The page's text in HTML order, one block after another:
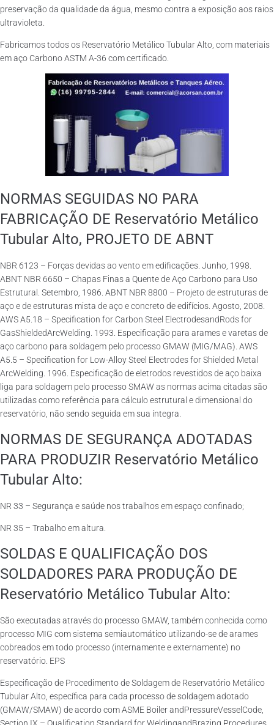
preservação da qualidade da água, mesmo contra a exposição aos raios
ultravioleta.
Fabricamos todos os Reservatório Metálico Tubular Alto, com materiais
em aço Carbono ASTM A-36 com certificado.
NORMAS SEGUIDAS NO PARA
FABRICAÇÃO DE Reservatório Metálico
Tubular Alto, PROJETO DE ABNT
NBR 6123 – Forças devidas ao vento em edificações. Junho, 1998.
ABNT NBR 6650 – Chapas Finas a Quente de Aço Carbono para Uso
Estrutural. Setembro, 1986. ABNT NBR 8800 – Projeto de estruturas de
aço e de estruturas mista de aço e concreto de edifícios. Agosto, 2008.
AWS A5.18 – Specification for Carbon Steel ElectrodesandRods for
GasShieldedArcWelding. 1993. Especificação para arames e varetas de
aço carbono para soldagem pelo processo GMAW (MIG/MAG). AWS
A5.5 – Specification for Low-Alloy Steel Electrodes for Shielded Metal
ArcWelding. 1996. Especificação de eletrodos revestidos de aço baixa
liga para soldagem pelo processo SMAW as normas acima citadas são
utilizadas como referência para cálculo estrutural e dimensional do
reservatório, não sendo seguida em sua íntegra.
NORMAS DE SEGURANÇA ADOTADAS
PARA PRODUZIR Reservatório Metálico
Tubular Alto:
NR 33 – Segurança e saúde nos trabalhos em espaço confinado;
NR 35 – Trabalho em altura.
SOLDAS E QUALIFICAÇÃO DOS
SOLDADORES PARA PRODUÇÃO DE
Reservatório Metálico Tubular Alto:
São executadas através do processo GMAW, também conhecida como
processo MIG com sistema semiautomático utilizando-se de arames
cobreados em todo processo (internamente e externamente) no
reservatório. EPS
Especificação de Procedimento de Soldagem de Reservatório Metálico
Tubular Alto, específica para cada processo de soldagem adotado
(GMAW/SMAW) de acordo com ASME Boiler andPressureVesselCode,